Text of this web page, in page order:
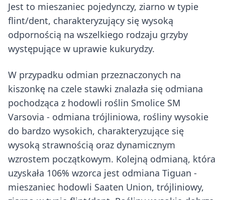
Jest to mieszaniec pojedynczy, ziarno w typie
flint/dent, charakteryzujący się wysoką
odpornością na wszelkiego rodzaju grzyby
występujące w uprawie kukurydzy.
W przypadku odmian przeznaczonych na
kiszonkę na czele stawki znalazła się odmiana
pochodząca z hodowli roślin Smolice SM
Varsovia - odmiana trójliniowa, rośliny wysokie
do bardzo wysokich, charakteryzujące się
wysoką strawnością oraz dynamicznym
wzrostem początkowym. Kolejną odmianą, która
uzyskała 106% wzorca jest odmiana Tiguan -
mieszaniec hodowli Saaten Union, trójliniowy,